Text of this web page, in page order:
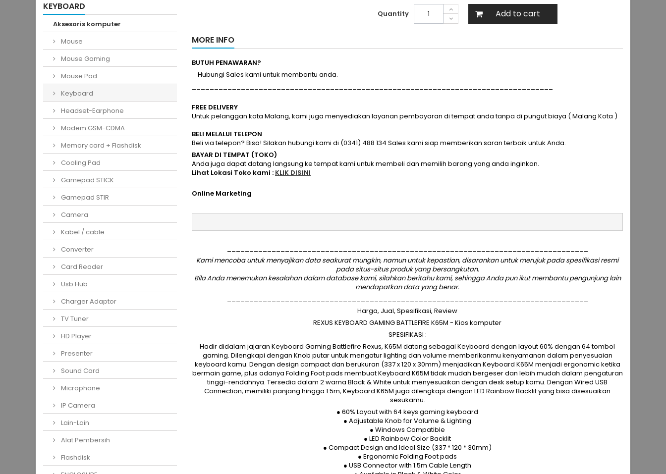
KEYBOARD
Aksesoris komputer
Mouse
Mouse Gaming
Mouse Pad
Keyboard
Headset-Earphone
Modem GSM-CDMA
Memory card + Flashdisk
Cooling Pad
Gamepad STICK
Gamepad STIR
Camera
Kabel / cable
Converter
Card Reader
Usb Hub
Charger Adaptor
TV Tuner
HD Player
Presenter
Sound Card
Microphone
IP Camera
Lain-Lain
Alat Pembersih
Flashdisk
Quantity Add to cart
MORE INFO
BUTUH PENAWARAN?
Hubungi Sales kami untuk membantu anda.
FREE DELIVERY
Untuk pelanggan kota Malang, kami juga menyediakan layanan pembayaran di tempat anda tanpa di pungut biaya ( Malang Kota )
BELI MELALUI TELEPON
Beli via telepon? Bisa! Silakan hubungi kami di (0341) 488 134 Sales kami siap memberikan saran terbaik untuk Anda.
BAYAR DI TEMPAT (TOKO)
Anda juga dapat datang langsung ke tempat kami untuk membeli dan memilih barang yang anda inginkan.
Lihat Lokasi Toko kami : KLIK DISINI
Online Marketing
Kami mencoba untuk menyajikan data seakurat mungkin, namun untuk kepastian, disarankan untuk merujuk pada spesifikasi resmi
pada situs-situs produk yang bersangkutan.
Bila Anda menemukan kesalahan dalam database kami, silahkanberitahu kami, sehingga Anda pun ikut membantu pengunjung lain
mendapatkan data yang benar.
Harga, Jual, Spesifikasi, Review
REXUS KEYBOARD GAMING BATTLEFIRE K65M - Kios komputer
SPESIFIKASI :
Hadir didalam jajaran Keyboard Gaming Battlefire Rexus, K65M datang sebagai Keyboard dengan layout 60% dengan 64 tombol
gaming. Dilengkapi dengan Knob putar untuk mengatur lighting dan volume memberikanmu kenyamanan dalam penyesuaian
keyboard kamu. Dengan design compact dan berukuran (337 x 120 x 30mm) menjadikan Keyboard K65M menjadi ergonomic ketika
bermain game, plus adanya Folding Foot pads membuat Keyboard K65M tidak mudah bergeser dan lebih mudah dalam pengaturan
tinggi-rendahnya. Tersedia dalam 2 warna Black & White untuk menyesuaikan dengan desk setup kamu. Dengan Wired USB
Connection, memiliki panjang hingga 1.5m, Keyboard K65M juga dilengkapi dengan LED Rainbow Backlit yang bisa disesuaikan
sesukamu.
● 60% Layout with 64 keys gaming keyboard
● Adjustable Knob for Volume & Lighting
● Windows Compatible
● LED Rainbow Color Backlit
● Compact Design and Ideal Size (337 * 120 * 30mm)
● Ergonomic Folding Foot pads
● USB Connector with 1.5m Cable Length